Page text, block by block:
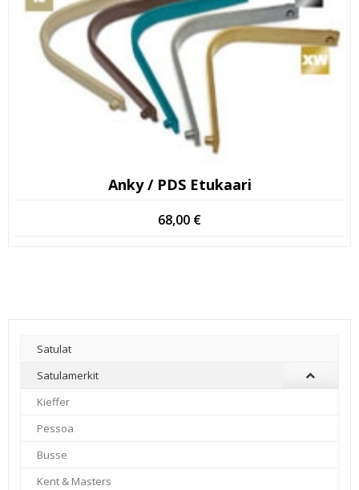
Anky / PDS Etukaari
68,00 €
Satulat
Satulamerkit
Kieffer
–
Pessoa
–
Busse
–
Kent & Masters
–